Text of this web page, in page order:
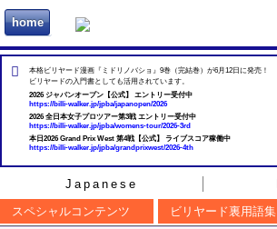
home ビリヲカ
本格ビリヤード漫画『ミドリノバショ』9巻（完結巻）が6月12日に発売！
ビリヤードの入門書としても活用されています。
2026 ジャパンオープン【公式】 エントリー受付中
https://billi-walker.jp/jpba/japanopen/2026
2026 全日本女子プロツアー第3戦 エントリー受付中
https://billi-walker.jp/jpba/womens-tour/2026-3rd
本日2026 Grand Prix West 第4戦【公式】 ライブスコア稼働中
https://billi-walker.jp/jpba/grandprixwest/2026-4th
Japanese
スペシャルコンテンツ
ビリヤード裏用語集